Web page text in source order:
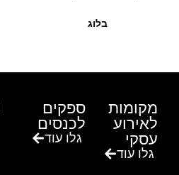
בלוג
מקומות
לאירוע
עסקי
גלו עוד
ספקים
לכנסים
גלו עוד